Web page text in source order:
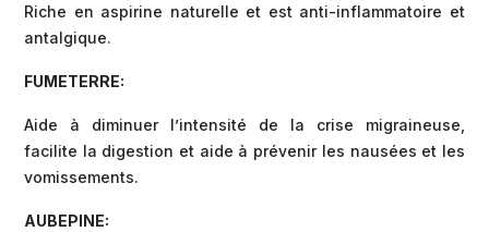
Riche en aspirine naturelle et est anti-inflammatoire et
antalgique.
FUMETERRE:
Aide à diminuer l’intensité de la crise migraineuse,
facilite la digestion et aide à prévenir les nausées et les
vomissements.
AUBEPINE: